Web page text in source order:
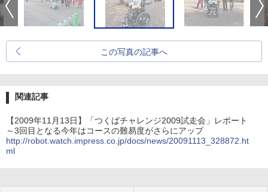
この写真の記事へ
関連記事
【2009年11月13日】「つくばチャレンジ2009試走会」レポート
～3回目となる今年はコースの難易度がさらにアップ
http://robot.watch.impress.co.jp/docs/news/20091113_328872.ht
ml